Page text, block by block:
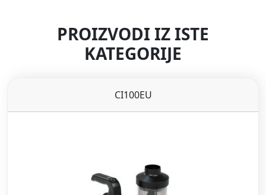
PROIZVODI IZ ISTE
KATEGORIJE
CI100EU